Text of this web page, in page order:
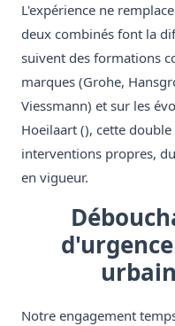
L'expérience ne
deux combinés font la
suivent des formations
marques (Grohe,
Viessmann) et sur les
Hoeilaart (), cette
interventions propres,
en vigueur.
Notre engagement